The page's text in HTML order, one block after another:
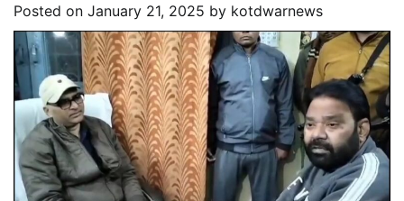
Posted on January 21, 2025 by kotdwarnews